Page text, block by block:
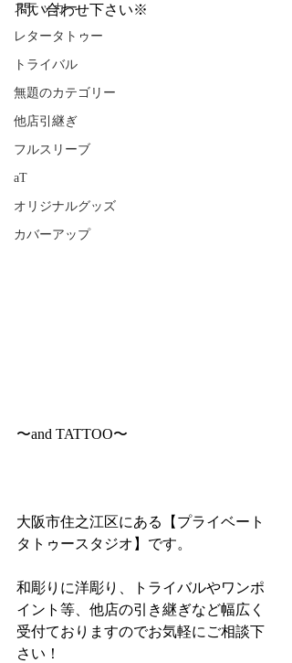
ステッカー
レタータトゥー
トライバル
無題のカテゴリー
他店引継ぎ
フルスリーブ
aT
オリジナルグッズ
カバーアップ
問い合わせ下さい※
〜and TATTOO〜
大阪市住之江区にある【プライベート
タトゥースタジオ】です。
和彫りに洋彫り、トライバルやワンポ
イント等、他店の引き継ぎなど幅広く
受付ておりますのでお気軽にご相談下
さい！